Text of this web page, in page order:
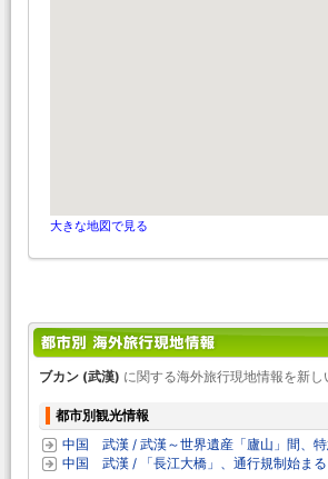
大きな地図で見る
ブカン (武漢) に関する海外旅行現地情報を新
都市別観光情報
中国 武漢 / 武漢～世界遺産「廬山」間、特
中国 武漢 / 「長江大橋」、通行規制始まる